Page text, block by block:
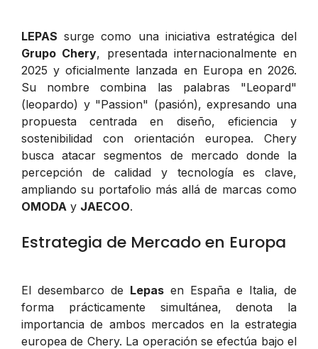
LEPAS surge como una iniciativa estratégica del
Grupo Chery, presentada internacionalmente en
2025 y oficialmente lanzada en Europa en 2026.
Su nombre combina las palabras "Leopard"
(leopardo) y "Passion" (pasión), expresando una
propuesta centrada en diseño, eficiencia y
sostenibilidad con orientación europea. Chery
busca atacar segmentos de mercado donde la
percepción de calidad y tecnología es clave,
ampliando su portafolio más allá de marcas como
OMODA y JAECOO.
Estrategia de Mercado en Europa
El desembarco de Lepas en España e Italia, de
forma prácticamente simultánea, denota la
importancia de ambos mercados en la estrategia
europea de Chery. La operación se efectúa bajo el